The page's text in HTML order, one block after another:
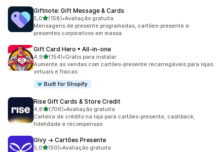
Giftnote: Gift Message & Cards
5,0de 5 estrelas
(158)
158 avaliações ao todo
•Avaliação gratuita
Mensagens de presente programadas, cartões-presente e
presentes corporativos em massa
Gift Card Hero • All‑in‑one
4,9de 5 estrelas
(154)
154 avaliações ao todo
•Grátis para instalar
Aumente as vendas com cartões-presente recarregáveis para lojas
virtuais e físicas
Built for Shopify
Rise Gift Cards & Store Credit
4,8de 5 estrelas
(706)
706 avaliações ao todo
•Avaliação gratuita
Carteira de crédito na loja para cartões-presente, cashback,
fidelidade e recompensas
Givy → Cartões Presente
5,0de 5 estrelas
(50)
50 avaliações ao todo
•Avaliação gratuita